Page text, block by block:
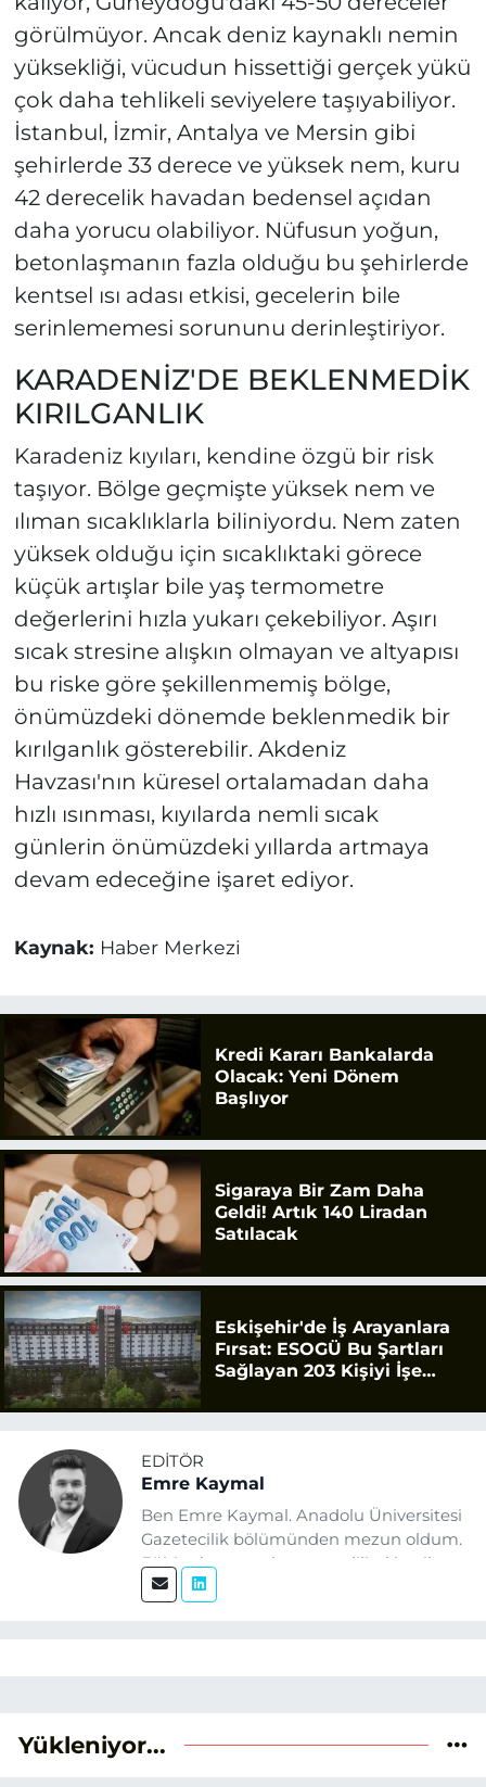
görülmüyor. Ancak deniz kaynaklı nemin
yüksekliği, vücudun hissettiği gerçek yükü
çok daha tehlikeli seviyelere taşıyabiliyor.
İstanbul, İzmir, Antalya ve Mersin gibi
şehirlerde 33 derece ve yüksek nem, kuru
42 derecelik havadan bedensel açıdan
daha yorucu olabiliyor. Nüfusun yoğun,
betonlaşmanın fazla olduğu bu şehirlerde
kentsel ısı adası etkisi, gecelerin bile
serinlememesi sorununu derinleştiriyor.
KARADENİZ'DE BEKLENMEDİK
KIRILGANLIK
Karadeniz kıyıları, kendine özgü bir risk
taşıyor. Bölge geçmişte yüksek nem ve
ılıman sıcaklıklarla biliniyordu. Nem zaten
yüksek olduğu için sıcaklıktaki görece
küçük artışlar bile yaş termometre
değerlerini hızla yukarı çekebiliyor. Aşırı
sıcak stresine alışkın olmayan ve altyapısı
bu riske göre şekillenmemiş bölge,
önümüzdeki dönemde beklenmedik bir
kırılganlık gösterebilir. Akdeniz
Havzası'nın küresel ortalamadan daha
hızlı ısınması, kıyılarda nemli sıcak
günlerin önümüzdeki yıllarda artmaya
devam edeceğine işaret ediyor.
Kaynak: Haber Merkezi
Kredi Kararı Bankalarda
Olacak: Yeni Dönem
Başlıyor
Sigaraya Bir Zam Daha
Geldi! Artık 140 Liradan
Satılacak
Eskişehir'de İş Arayanlara
Fırsat: ESOGÜ Bu Şartları
Sağlayan 203 Kişiyi İşe
EDITÖR
Emre Kaymal
Ben Emre Kaymal. Anadolu Üniversitesi
Gazetecilik bölümünden mezun oldum.
Eğitim hayatım boyunca dijital içerik
üretimi ve arama motoru
Yükleniyor...